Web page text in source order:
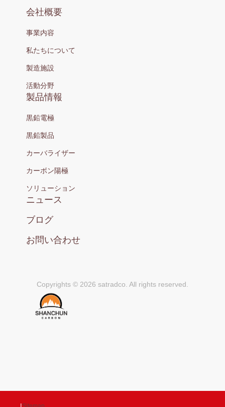
会社概要
事業内容
私たちについて
製造施設
活動分野
製品情報
黒鉛電極
黒鉛製品
カーバライザー
カーボン陽極
ソリューション
ニュース
ブログ
お問い合わせ
Copyrights © 2026 satradco. All rights reserved.